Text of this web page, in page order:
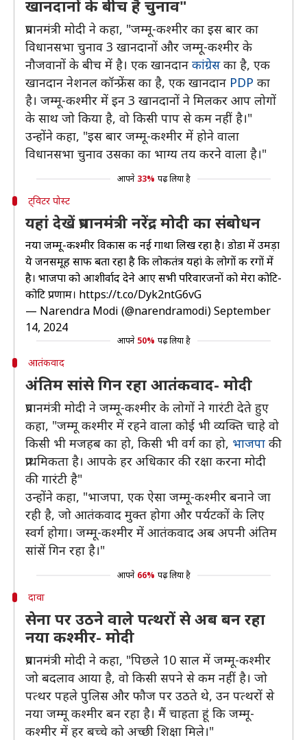
खानदानों के बीच है चुनाव"
प्रधानमंत्री मोदी ने कहा, "जम्मू-कश्मीर का इस बार का
विधानसभा चुनाव 3 खानदानों और जम्मू-कश्मीर के
नौजवानों के बीच में है। एक खानदान कांग्रेसका है, एक
खानदान नेशनल कॉन्फ्रेंस का है, एक खानदान PDP का
है। जम्मू-कश्मीर में इन 3 खानदानों ने मिलकर आप लोगों
के साथ जो किया है, वो किसी पाप से कम नहीं है।"
उन्होंने कहा, "इस बार जम्मू-कश्मीर में होने वाला
विधानसभा चुनाव उसका का भाग्य तय करने वाला है।"
आपने 33% पढ़ लिया है
ट्विटर पोस्ट
यहां देखें प्रधानमंत्री नरेंद्र मोदी का संबोधन
नया जम्मू-कश्मीर विकास की नई गाथा लिख रहा है। डोडा में उमड़ा
ये जनसमूह साफ बता रहा है कि लोकतंत्र यहां के लोगों की रगों में
है। भाजपा को आशीर्वाद देने आए सभी परिवारजनों को मेरा कोटि-
कोटि प्रणाम। https://t.co/Dyk2ntG6vG
— Narendra Modi (@narendramodi)September
14, 2024
आपने 50% पढ़ लिया है
आतंकवाद
अंतिम सांसे गिन रहा आतंकवाद- मोदी
प्रधानमंत्री मोदी ने जम्‍मू-कश्‍मीर के लोगों ने गारंटी देते हुए
कहा, "जम्मू कश्मीर में रहने वाला कोई भी व्यक्ति चाहे वो
किसी भी मजहब का हो, किसी भी वर्ग का हो, भाजपा की
प्राथमिकता है। आपके हर अधिकार की रक्षा करना मोदी
की गारंटी है"
उन्होंने कहा, "भाजपा, एक ऐसा जम्मू-कश्मीर बनाने जा
रही है, जो आतंकवाद मुक्त होगा और पर्यटकों के लिए
स्वर्ग होगा। जम्मू-कश्मीर में आतंकवाद अब अपनी अंतिम
सांसें गिन रहा है।"
आपने 66% पढ़ लिया है
दावा
सेना पर उठने वाले पत्थरों से अब बन रहा
नया कश्मीर- मोदी
प्रधानमंत्री मोदी ने कहा, "पिछले 10 साल में जम्मू-कश्मीर
जो बदलाव आया है, वो किसी सपने से कम नहीं है। जो
पत्थर पहले पुलिस और फौज पर उठते थे, उन पत्थरों से
नया जम्मू कश्मीर बन रहा है। मैं चाहता हूं कि जम्मू-
कश्मीर में हर बच्चे को अच्छी शिक्षा मिले।"